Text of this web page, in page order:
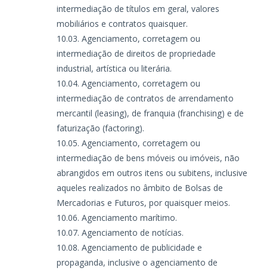
intermediação de títulos em geral, valores
mobiliários e contratos quaisquer.
Agenciamento, corretagem ou
intermediação de direitos de propriedade
industrial, artística ou literária.
Agenciamento, corretagem ou
intermediação de contratos de arrendamento
mercantil (leasing), de franquia (franchising) e de
faturização (factoring).
Agenciamento, corretagem ou
intermediação de bens móveis ou imóveis, não
abrangidos em outros itens ou subitens, inclusive
aqueles realizados no âmbito de Bolsas de
Mercadorias e Futuros, por quaisquer meios.
Agenciamento marítimo.
Agenciamento de notícias.
Agenciamento de publicidade e
propaganda, inclusive o agenciamento de